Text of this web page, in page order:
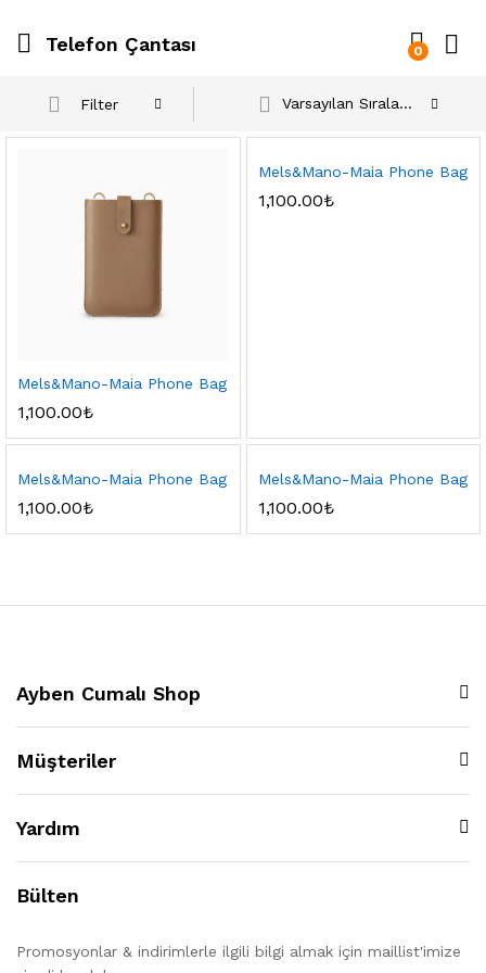
Telefon Çantası 0
Filter Varsayılan Sıralama
Mels&Mano-Maia Phone Bag
1,100.00₺
Mels&Mano-Maia Phone Bag
1,100.00₺
Mels&Mano-Maia Phone Bag
1,100.00₺
Mels&Mano-Maia Phone Bag
1,100.00₺
Ayben Cumalı Shop
Müşteriler
Yardım
Bülten
Promosyonlar & indirimlerle ilgili bilgi almak için maillist'imize